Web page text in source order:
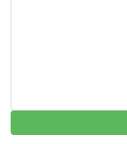
10
5